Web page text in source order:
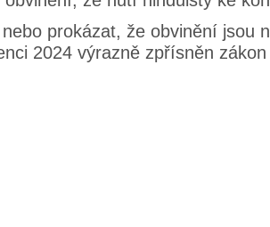
prokázat, že obvinění jsou
2024 výrazně zpřísněn